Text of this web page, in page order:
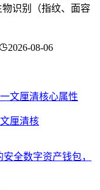
识别（指纹、面容
2026-08-06
厘清核